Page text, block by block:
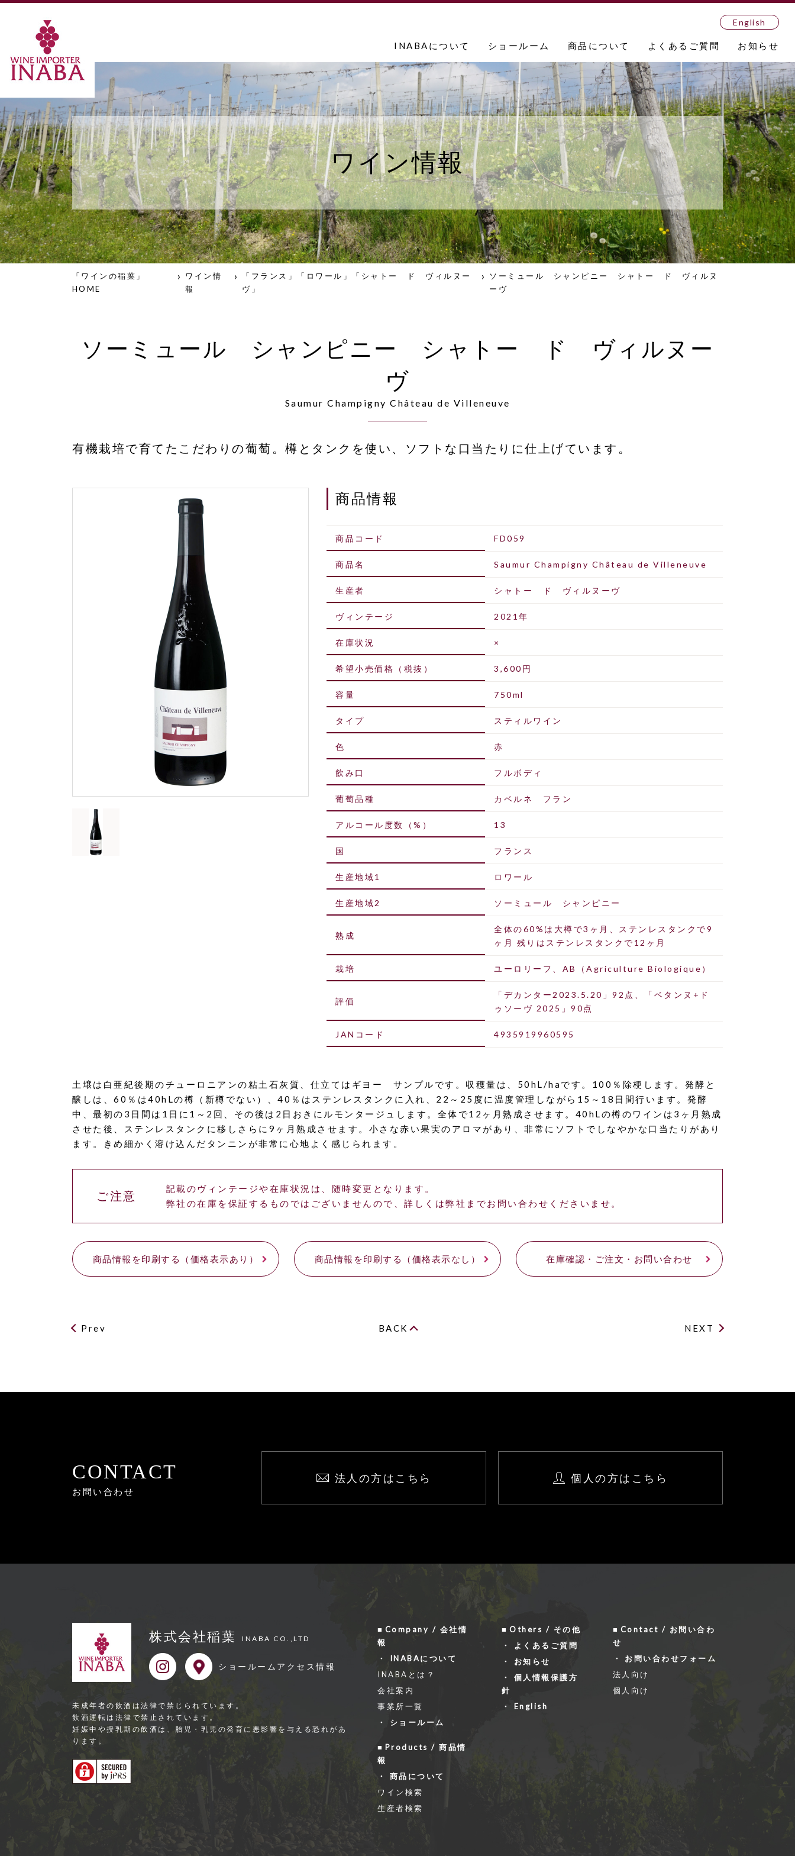
English
INABAについて ショールーム 商品について よくあるご質問 お知らせ
ワイン情報
「ワインの稲葉」
HOME
ワイン情
報
「フランス」「ロワール」「シャトー ド ヴィルヌー
ヴ」
ソーミュール シャンピニー シャトー ド ヴィルヌ
ーヴ
ソーミュール シャンピニー シャトー ド ヴィルヌー
ヴ
Saumur Champigny Château de Villeneuve
有機栽培で育てたこだわりの葡萄。樽とタンクを使い、ソフトな口当たりに仕上げています。
商品情報
商品コード FD059
商品名 Saumur Champigny Château de Villeneuve
生産者 シャトー ド ヴィルヌーヴ
ヴィンテージ 2021年
在庫状況 ×
希望小売価格（税抜） 3,600円
容量 750ml
タイプ スティルワイン
色 赤
飲み口 フルボディ
葡萄品種 カベルネ フラン
アルコール度数（%） 13
国 フランス
生産地域1 ロワール
生産地域2 ソーミュール シャンピニー
熟成
全体の60%は大樽で3ヶ月、ステンレスタンクで9
ヶ月 残りはステンレスタンクで12ヶ月
栽培 ユーロリーフ、AB（Agriculture Biologique）
評価
「デカンター2023.5.20」92点、「ベタンヌ+ド
ゥソーヴ 2025」90点
JANコード 4935919960595
土壌は白亜紀後期のチューロニアンの粘土石灰質、仕立てはギヨー サンプルです。収穫量は、50hL/haです。100％除梗します。発酵と
醸しは、60％は40hLの樽（新樽でない）、40％はステンレスタンクに入れ、22～25度に温度管理しながら15～18日間行います。発酵
中、最初の3日間は1日に1～2回、その後は2日おきにルモンタージュします。全体で12ヶ月熟成させます。40hLの樽のワインは3ヶ月熟成
させた後、ステンレスタンクに移しさらに9ヶ月熟成させます。小さな赤い果実のアロマがあり、非常にソフトでしなやかな口当たりがあり
ます。きめ細かく溶け込んだタンニンが非常に心地よく感じられます。
ご注意
記載のヴィンテージや在庫状況は、随時変更となります。
弊社の在庫を保証するものではございませんので、詳しくは弊社までお問い合わせくださいませ。
商品情報を印刷する（価格表示あり） 商品情報を印刷する（価格表示なし） 在庫確認・ご注文・お問い合わせ
Prev BACK NEXT
CONTACT
お問い合わせ
法人の方はこちら 個人の方はこちら
株式会社稲葉 INABA CO.,LTD
ショールーム アクセス情報
未成年者の飲酒は法律で禁じられています。
飲酒運転は法律で禁⽌されています。
妊娠中や授乳期の飲酒は、胎児・乳児の発育に悪影響を与える恐れがあ
ります。
Company / 会社情
報
INABAについて
INABAとは？
会社案内
事業所一覧
ショールーム
Products / 商品情
報
商品について
ワイン検索
生産者検索
Others / その他
よくあるご質問
お知らせ
個人情報保護方
針
English
Contact / お問い合わ
せ
お問い合わせフォーム
法人向け
個人向け